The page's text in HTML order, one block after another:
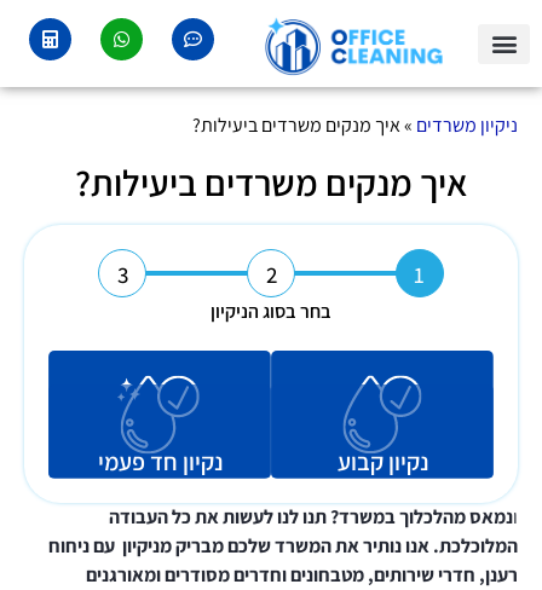
ניקיון משרדים »איך מנקים משרדים ביעילות?
איך מנקים משרדים ביעילות?
1
2
3
בחר בסוג הניקיון
נקיון קבוע נקיון חד פעמי
ונמאס מהלכלוך במשרד? תנו לנו לעשות את כל העבודה
המלוכלכת. אנו נותיר את המשרד שלכם מבריק מניקיון עם ניחוח
רענן, חדרי שירותים, מטבחונים וחדרים מסודרים ומאורגנים